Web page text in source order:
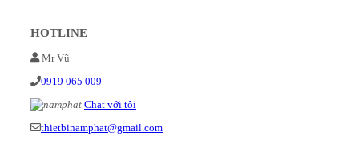
HOTLINE
Mr Vũ
0919 065 009
Chat với tôi
thietbinamphat@gmail.com